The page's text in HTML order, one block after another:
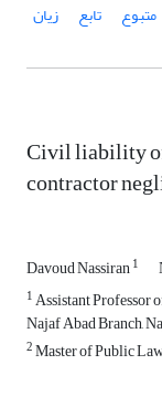
متبوع تابع زیان
Civil liability
contractor
Davoud Nassiran1
1Assistant Professor
Najaf Abad Branch,
2Master of Public